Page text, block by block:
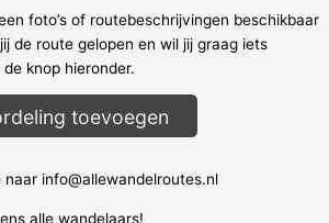
foto’s of routebeschrijvingen beschikbaar
de route gelopen en wil jij graag iets
knop hieronder.
toevoegen
info@allewandelroutes.nl
alle wandelaars!